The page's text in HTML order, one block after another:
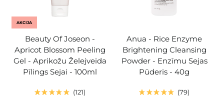
AKCIJA
Beauty Of Joseon -
Apricot Blossom Peeling
Gel - Aprikožu Želejveida
Pīlings Sejai - 100ml
121
Anua - Rice Enzyme
Brightening Cleansing
Powder - Enzīmu Sejas
Pūderis - 40g
79